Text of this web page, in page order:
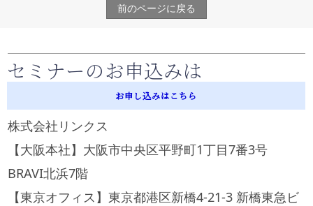
前のページに戻る
セミナーのお申込みは
お申し込みはこちら
株式会社リンクス
【大阪本社】大阪市中央区平野町1丁目7番3号
BRAVI北浜7階
【東京オフィス】東京都港区新橋4-21-3 新橋東急ビ